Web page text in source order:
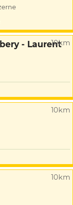
- Laurent
10km
10km
10km